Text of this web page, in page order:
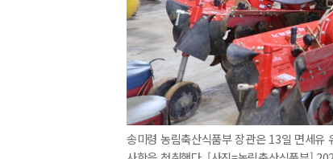
송미령 농림축산식품부 장관은 13일 면세유